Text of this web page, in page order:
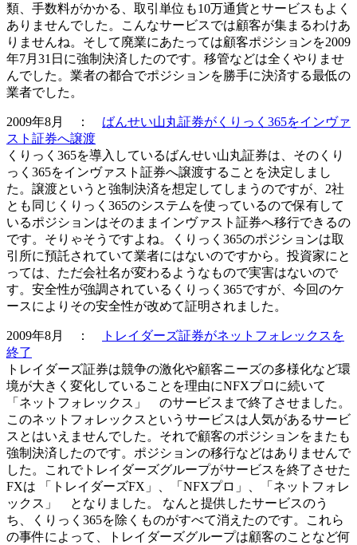
類、手数料がかかる、取引単位も10万通貨とサービスもよく
ありませんでした。こんなサービスでは顧客が集まるわけあ
りませんね。そして廃業にあたっては顧客ポジションを2009
年7月31日に強制決済したのです。移管などは全くやりませ
んでした。 業者の都合でポジションを勝手に決済する最低の
業者でした。
2009年8月 ： ばんせい山丸証券がくりっく365をインヴァ
スト証券へ譲渡
くりっく365を導入しているばんせい山丸証券は、そのくり
っく365をインヴァスト証券へ譲渡することを決定しまし
た。譲渡というと強制決済を想定してしまうのですが、2社
とも同じくりっく365のシステムを使っているので保有して
いるポジションはそのままインヴァスト証券へ移行できるの
です。そりゃそうですよね。くりっく365のポジションは取
引所に預託されていて業者にはないのですから。投資家にと
っては、ただ会社名が変わるようなもので実害はないので
す。安全性が強調されているくりっく365ですが、今回のケ
ースによりその安全性が改めて証明されました。
2009年8月 ：
トレイダーズ証券がネットフォレックスを
終了
トレイダーズ証券は競争の激化や顧客ニーズの多様化など環
境が大きく変化していることを理由にNFXプロに続いて
「ネットフォレックス」 のサービスまで終了させました。
このネットフォレックスというサービスは人気があるサービ
スとはいえませんでした。それで顧客のポジションを またも
強制決済 したのです。ポジションの移行などはありませんで
した。これでトレイダーズグループがサービスを終了させた
FXは 「トレイダーズFX」、「NFXプロ」、「ネットフォレ
ックス」 となりました。 なんと提供したサービスのう
ち、くりっく365を除くものがすべて消えたのです。これら
の事件によって、トレイダーズグループは顧客のことなど何